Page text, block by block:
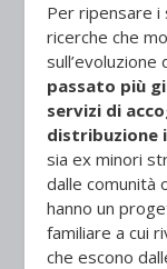
Per ripensare i
ricerche che
sull’evoluzione
passato più
servizi di
distribuzione
sia ex minori
dalle comunità
hanno un
familiare a cui
che escono